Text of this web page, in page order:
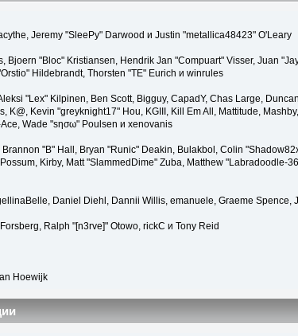
Jeremy "SleePy" Darwood и Justin "metallica48423" O'Leary
Bjoern "Bloc" Kristiansen, Hendrik Jan "Compuart" Visser, Juan
Hildebrandt, Thorsten "TE" Eurich и winrules
"Lex" Kilpinen, Ben Scott, Bigguy, CapadY, Chas Large,
K@, Kevin "greyknight17" Hou, KGIII, Kill Em All, Mattitude,
Wade "sησω" Poulsen и xenovanis
"B" Hall, Bryan "Runic" Deakin, Bulakbol, Colin
Kirby, Matt "SlammedDime" Zuba, Matthew
Daniel Diehl, Dannii Willis, emanuele, Graeme
Ralph "[n3rve]" Otowo, rickC и Tony Reid
Hoewijk